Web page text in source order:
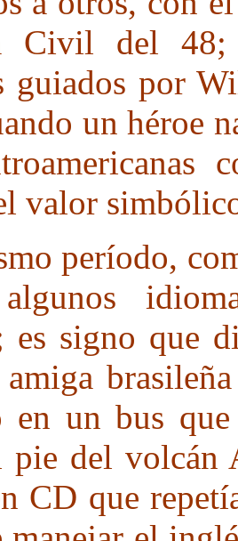
Civil del
guiados por
un héroe
valor
período,
es signo que
en un bus
pie del volcán
CD que